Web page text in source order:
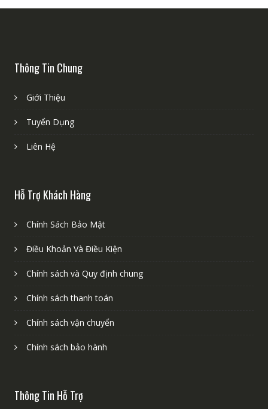
Thông Tin Chung
Giới Thiệu
Tuyển Dụng
Liên Hệ
Hỗ Trợ Khách Hàng
Chính Sách Bảo Mật
Điều Khoản Và Điều Kiện
Chính sách và Quy định chung
Chính sách thanh toán
Chính sách vận chuyển
Chính sách bảo hành
Thông Tin Hỗ Trợ